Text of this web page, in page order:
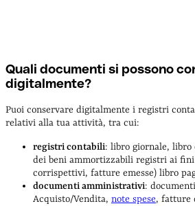
Quali documenti si possono
digitalmente?
Puoi conservare digitalmente i registri
relativi alla tua attività, tra cui:
registri contabili: libro giornale,
dei beni ammortizzabili registri ai
corrispettivi, fatture emesse) libro
documenti amministrativi:
Acquisto/Vendita, note spese, fatture